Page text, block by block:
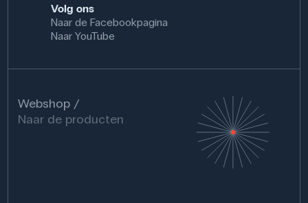
Volg ons
Naar de Facebookpagina
Naar YouTube
Webshop
Naar de producten